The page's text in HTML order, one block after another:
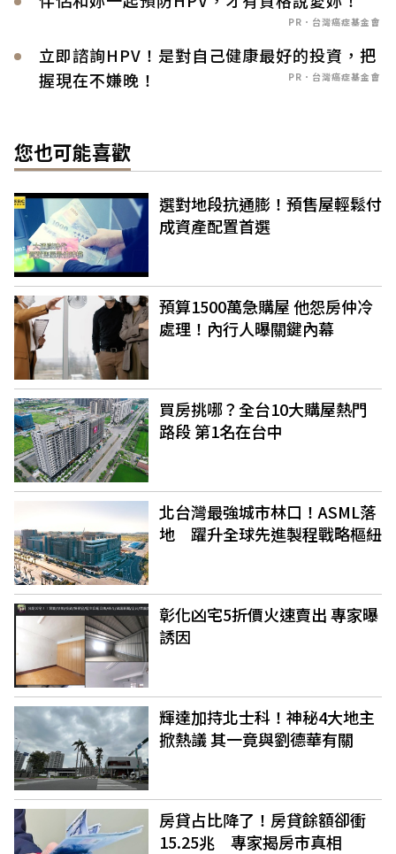
PR．台灣癌症基金會
立即諮詢HPV！是對自己健康最好的投資，把
握現在不嫌晚！
PR．台灣癌症基金會
您也可能喜歡
選對地段抗通膨！預售屋輕鬆付
成資產配置首選
預算1500萬急購屋 他怨房仲冷
處理！內行人曝關鍵內幕
買房挑哪？全台10大購屋熱門
路段 第1名在台中
北台灣最強城市林口！ASML落
地 躍升全球先進製程戰略樞紐
彰化凶宅5折價火速賣出 專家曝
誘因
輝達加持北士科！神秘4大地主
掀熱議 其一竟與劉德華有關
房貸占比降了！房貸餘額卻衝
15.25兆 專家揭房市真相